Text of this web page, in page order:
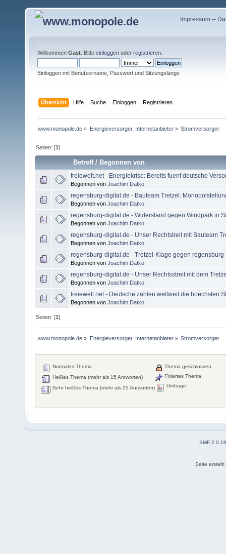
Impressum--
Willkommen Gast . Bitte einloggen oder registrieren
Einloggen mit Benutzername, Passwort und Sitzungslänge
Übersicht Hilfe Suche Einloggen Registrieren
www.monopole.de » Energieversorger, Internetanbieter» Stromversorger
Seiten: [1]
Betreff/Begonnen von
freiewelt.net - Energiekrise: Bereits fuenf deutsche
Begonnen von Joachim Datko
regensburg-digital.de - Bauteam Tretzel:
Begonnen von Joachim Datko
regensburg-digital.de - Widerstand gegen Windpark in
Begonnen von Joachim Datko
regensburg-digital.de - Unser Rechtstreit mit Bauteam
Begonnen von Joachim Datko
regensburg-digital.de - Tretzel-Klage gegen
Begonnen von Joachim Datko
regensburg-digital.de - Unser Rechtsstreit mit dem
Begonnen von Joachim Datko
freiewelt.net - Deutsche zahlen weltweit die hoechsten
Begonnen von Joachim Datko
Seiten: [1]
www.monopole.de » Energieversorger, Internetanbieter» Stromversorger
Normales Thema
Heißes Thema (mehr als 15 Antworten)
Sehr heißes Thema (mehr als 25 Antworten)
Thema geschlossen
Fixiertes Thema
Umfrage
SMF 2.0.19
Seite erstellt